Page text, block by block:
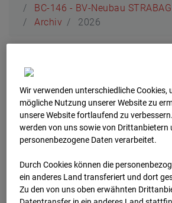
BC-146 - BV-Neubau STRABAG BMTI
Archiv
2026
BC-146 - BV-
STRABAG
Werkstatthalle
Garching
Robert-Bosch-Straße 10,
Zur
Wir verwenden unterschiedliche Cookies,
mögliche Nutzung unserer Website zu
unsere Website fortlaufend zu
werden von uns sowie von Drittanbietern
personenbezogene Daten verarbeitet.
Durch Cookies können die
ein anderes Land transferiert und dort
Zu den von uns oben erwähnten